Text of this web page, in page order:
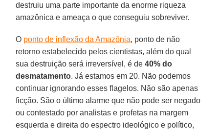
destruiu uma parte importante da enorme riqueza
amazônica e ameaça o que conseguiu sobreviver.
O ponto de inflexão da Amazônia, ponto de não
retorno estabelecido pelos cientistas, além do qual
sua destruição será irreversível, é de40% do
desmatamento. Já estamos em 20. Não podemos
continuar ignorando esses flagelos. Não são apenas
ficção. São o último alarme que não pode ser negado
ou contestado por analistas e profetas na margem
esquerda e direita do espectro ideológico e político,